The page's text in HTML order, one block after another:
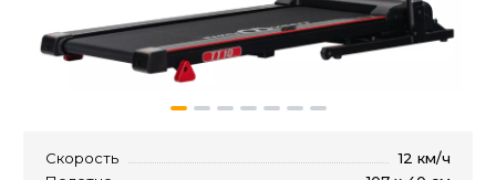
Скорость
12 км/ч